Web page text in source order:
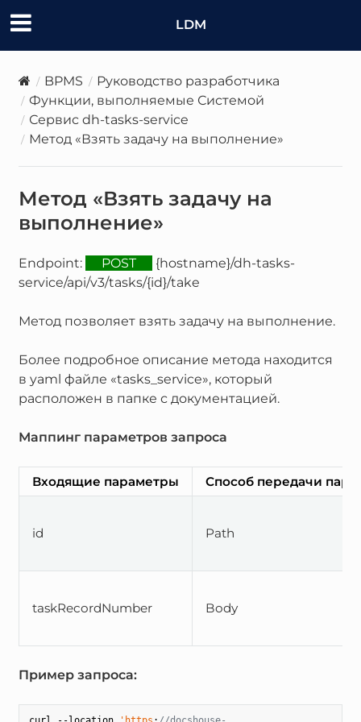
LDM
BPMS
Руководство разработчика
Функции, выполняемые Системой
Сервис dh-tasks-service
Метод «Взять задачу на выполнение»
Метод «Взять задачу на
выполнение»
Endpoint: POST
{hostname}/dh-tasks-
service/api/v3/tasks/{id}/take
Метод позволяет взять задачу на выполнение.
Более подробное описание метода находится
в yaml файле «tasks_service», который
расположен в папке с документацией.
Маппинг параметров запроса
Входящие параметры Способ передачи
id Path
taskRecordNumber Body
Пример запроса: